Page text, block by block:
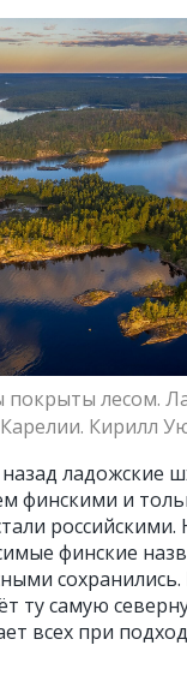
лесом.
Кирилл
ладожские
финскими и
финские
сохранились.
ту самую
всех при